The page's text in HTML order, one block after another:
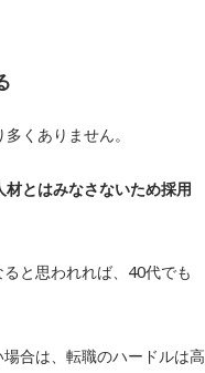
くありません。
材とはみなさないため採用
と思われれば、40代でも
合は、転職のハードルは高